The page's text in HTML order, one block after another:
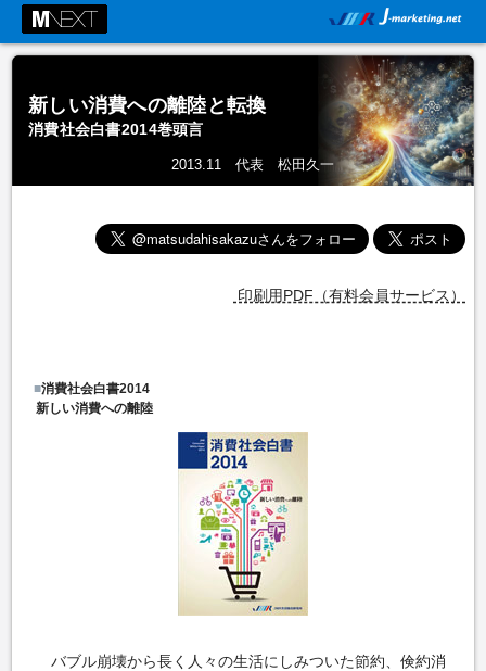
新しい消費への離陸と転換
消費社会白書2014巻頭言
2013.11 代表 松田久一
印刷用PDF（有料会員サービス）
■消費社会白書2014
新しい消費への離陸
バブル崩壊から長く人々の生活にしみついた節約、倹約消